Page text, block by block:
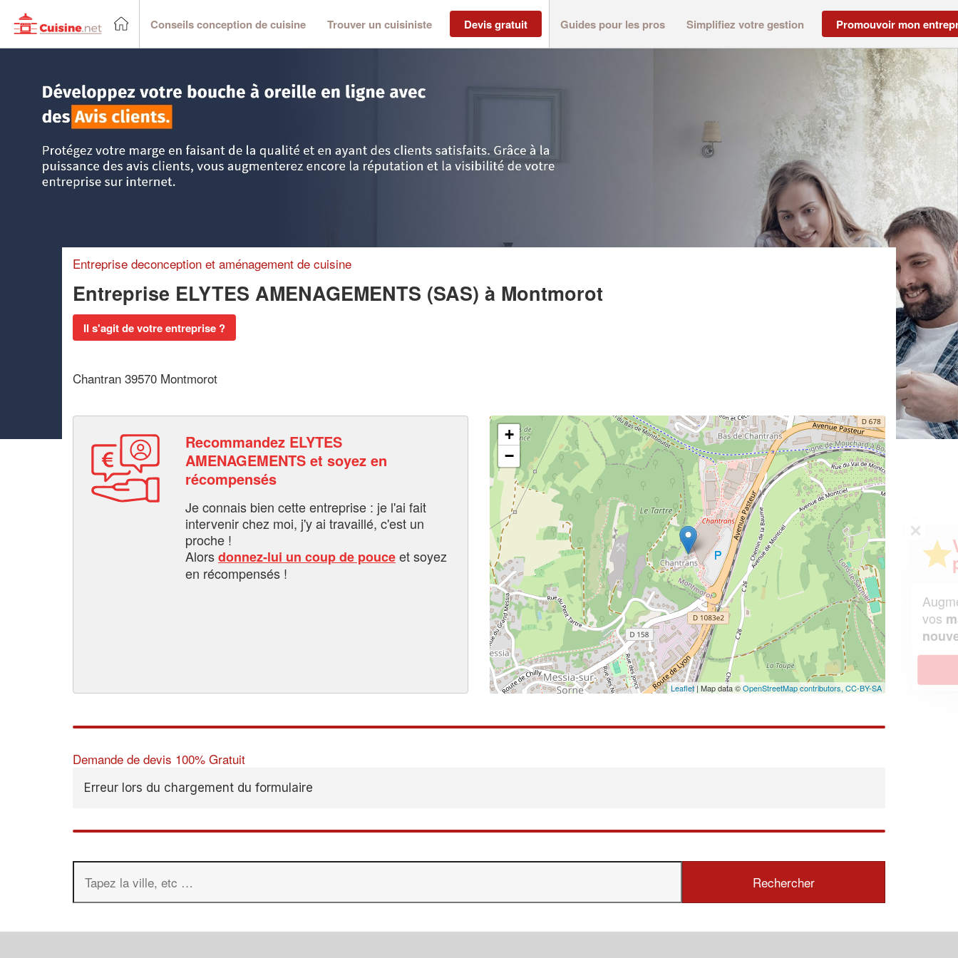
Conseils conception de cuisine Trouver un cuisiniste Devis gratuit Guides pour les pros Simplifiez votre gestion Promouvoir mon
Entreprise deconception et aménagement de cuisine
Entreprise ELYTES AMENAGEMENTS (SAS) à Montmorot
Il s'agit de votre entreprise ?
Chantran 39570 Montmorot
Recommandez ELYTES
AMENAGEMENTS et soyez en
récompensés
Je connais bien cette entreprise : je l'ai fait
intervenir chez moi, j'y ai travaillé, c'est un
proche !
Alorsdonnez-lui un coup de pouceet soyez
en récompensés !
+
−
Leaflet| Map data ©OpenStreetMap contributors, CC-BY-SA
Demande de devis 100% Gratuit
Erreur lors du chargement du formulaire
✕
Vous êtes un
professionnel ?
Augmentez votrechiffre d'affaireset
vosmargestout en gagnant de
nouveaux clients!
En savoir plus